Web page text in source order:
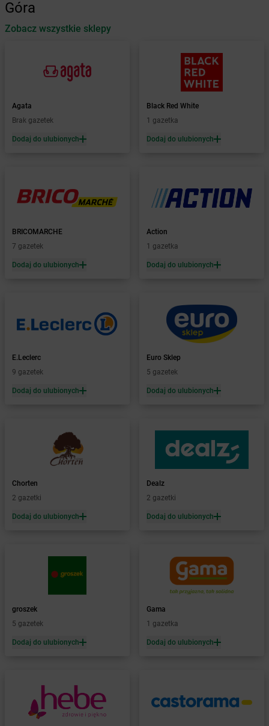
Żabka Babica
Żabka Babice Nowe
Baboszewo
Żabka
Żabka Bąków
Żabka
Żabka Barcin
Żabka Barczewo
Żabka Barlinek
Żabka Barniewice
Żabka Bartąg
Żabka
Barwice
Żabka Bażanowice
Żabka Będzin
Żabka Bełchatów
Żabka Bełsznica
Bestwinka
Bezrzecze
BG1
Żabka
Żabka
Biała Druga
Żabka Biała Podlaska
Białka Tatrzańska
Białobrzegi
Żabka Bialogard
Żabka Białogóra
Żabka Białośliwie
Bibice
Żabka Biczyce Dolne
Góra
Zobacz wszystkie sklepy
Agata
Brak gazetek
Dodaj do ulubionych
Black Red White
1 gazetka
Dodaj do ulubionych
BRICOMARCHE
7 gazetek
Dodaj do ulubionych
Action
1 gazetka
Dodaj do ulubionych
E.Leclerc
9 gazetek
Dodaj do ulubionych
Euro Sklep
5 gazetek
Dodaj do ulubionych
Chorten
2 gazetki
Dodaj do ulubionych
Dealz
2 gazetki
Dodaj do ulubionych
groszek
5 gazetek
Dodaj do ulubionych
Gama
1 gazetka
Dodaj do ulubionych